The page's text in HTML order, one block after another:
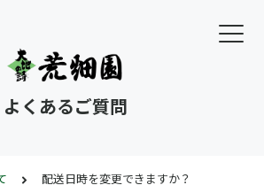
よくあるご質問
配送日時を変更できますか？